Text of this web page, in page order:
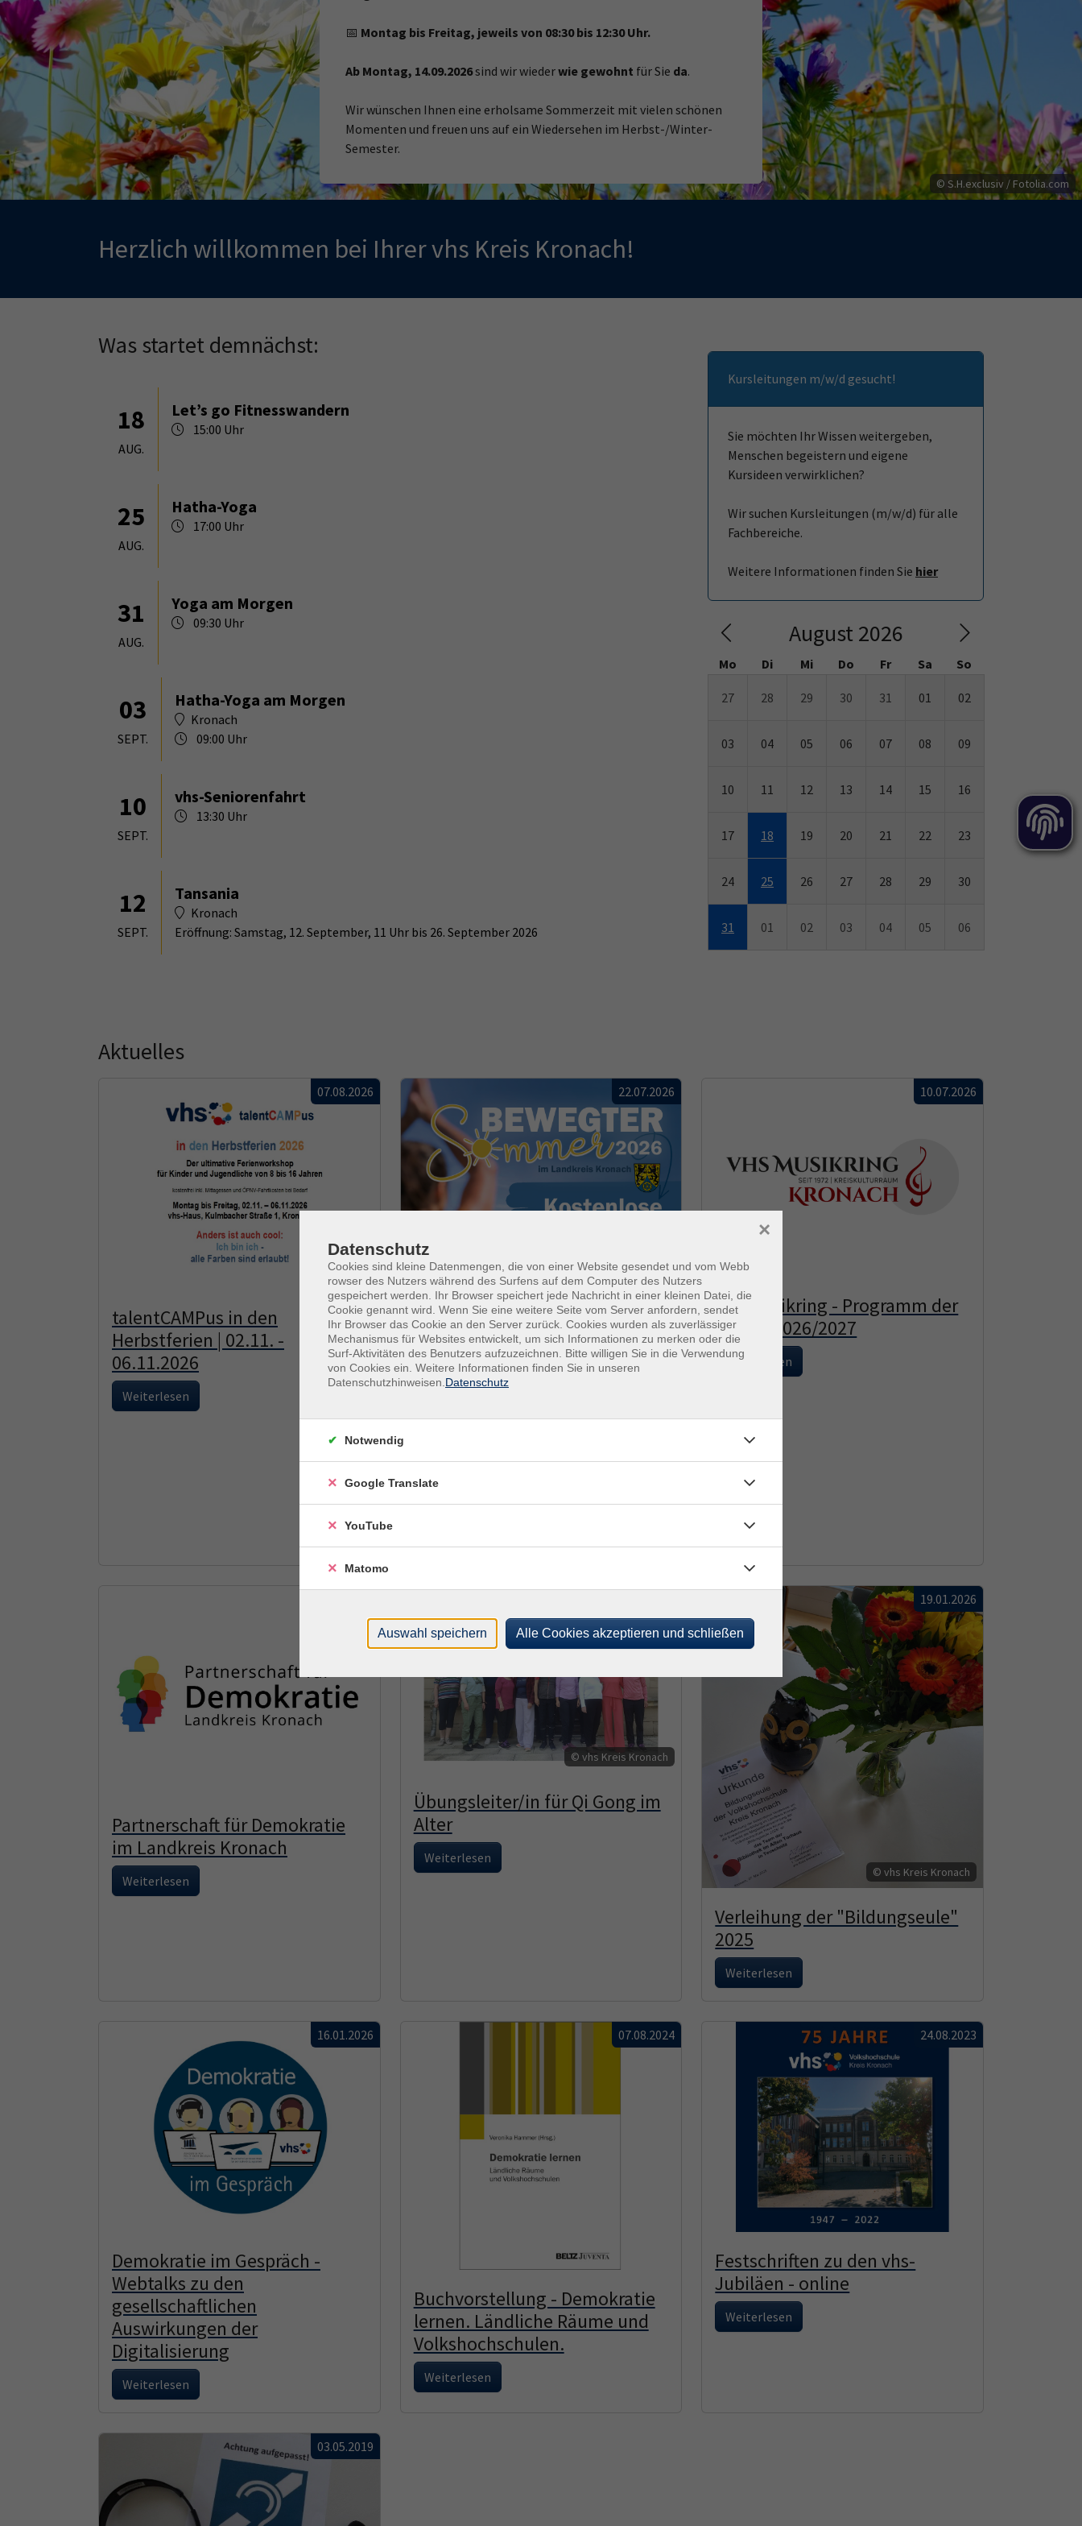
© S.H.exclusiv / Fotolia.com
📅 Montag bis Freitag, jeweils von 08:30 bis 12:30 Uhr.
Ab Montag, 14.09.2026sind wir wiederwie gewohnt für Sie da.
Wir wünschen Ihnen eine erholsame Sommerzeit mit vielen schönen
Momenten und freuen uns auf ein Wiedersehen im Herbst-/Winter-
Semester.
Herzlich willkommen bei Ihrer vhs Kreis Kronach!
Was startet demnächst:
18
AUG.
Let’s go Fitnesswandern
15:00 Uhr
25
AUG.
Hatha-Yoga
17:00 Uhr
31
AUG.
Yoga am Morgen
09:30 Uhr
03
SEPT.
Hatha-Yoga am Morgen
Kronach
09:00 Uhr
10
SEPT.
vhs-Seniorenfahrt
13:30 Uhr
12
SEPT.
Tansania
Kronach
Eröffnung: Samstag, 12. September, 11 Uhr bis 26. September 2026
Kursleitungen m/w/d gesucht!
Sie möchten Ihr Wissen weitergeben,
Menschen begeistern und eigene
Kursideen verwirklichen?
Wir suchen Kursleitungen (m/w/d) für alle
Fachbereiche.
Weitere Informationen finden Sie hier
August 2026
Mo Di Mi Do Fr Sa So
27 28 29 30 31 01 02
03 04 05 06 07 08 09
10 11 12 13 14 15 16
17 18 19 20 21 22 23
24 25 26 27 28 29 30
31 01 02 03 04 05 06
Aktuelles
07.08.2026
talentCAMPus in den
Herbstferien | 02.11. -
06.11.2026
Weiterlesen
22.07.2026
Bewegter Sommer 2026 im
Landkreis Kronach | 29.07. -
11.09.2026
10.07.2026
vhs-Musikring - Programm der
Saison 2026/2027
Weiterlesen
Partnerschaft für Demokratie
im Landkreis Kronach
Weiterlesen
© vhs Kreis Kronach
Übungsleiter/in für Qi Gong im
Alter
Weiterlesen
© vhs Kreis Kronach
19.01.2026
Verleihung der "Bildungseule"
2025
Weiterlesen
16.01.2026
Demokratie im Gespräch -
Webtalks zu den
gesellschaftlichen
Auswirkungen der
Digitalisierung
Weiterlesen
07.08.2024
Buchvorstellung - Demokratie
lernen. Ländliche Räume und
Volkshochschulen.
Weiterlesen
24.08.2023
Festschriften zu den vhs-
Jubiläen - online
Weiterlesen
03.05.2019
Datenschutz
Cookies sind kleine Datenmengen, die von einer Website gesendet und vom Webb
rowser des Nutzers während des Surfens auf dem Computer des Nutzers
gespeichert werden. Ihr Browser speichert jede Nachricht in einer kleinen Datei, die
Cookie genannt wird. Wenn Sie eine weitere Seite vom Server anfordern, sendet
Ihr Browser das Cookie an den Server zurück. Cookies wurden als zuverlässiger
Mechanismus für Websites entwickelt, um sich Informationen zu merken oder die
Surf-Aktivitäten des Benutzers aufzuzeichnen. Bitte willigen Sie in die Verwendung
von Cookies ein. Weitere Informationen finden Sie in unseren
Datenschutzhinweisen. Datenschutz
×
Notwendig
Google Translate
YouTube
Matomo
Auswahl speichern Alle Cookies akzeptieren und schließen